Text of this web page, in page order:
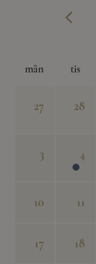
mån tis
27 28
3 4
10 11
17 18